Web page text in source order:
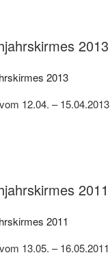
2013
12.04. – 15.04.2013
2011
13.05. – 16.05.2011